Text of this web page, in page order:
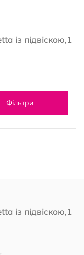
із підвіскою,1
Фільтри
із підвіскою,1